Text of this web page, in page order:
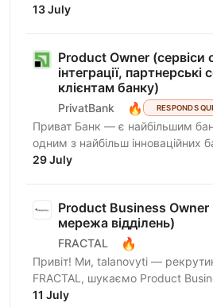
компанія в екосистемі Viyar,
13 July
Product Owner (сервіси
інтеграції, партнерські
клієнтам банку)
PrivatBank 🔥 RESPONDS
Приват Банк — є найбільшим
одним з найбільш інноваційних
лідируючі позиції за всіма
29 July
Product Business Owner
мережа відділень)
FRACTAL 🔥
Привіт! Ми, talanovyti —
FRACTAL, шукаємо Product
Retail / мережа відділень для
11 July